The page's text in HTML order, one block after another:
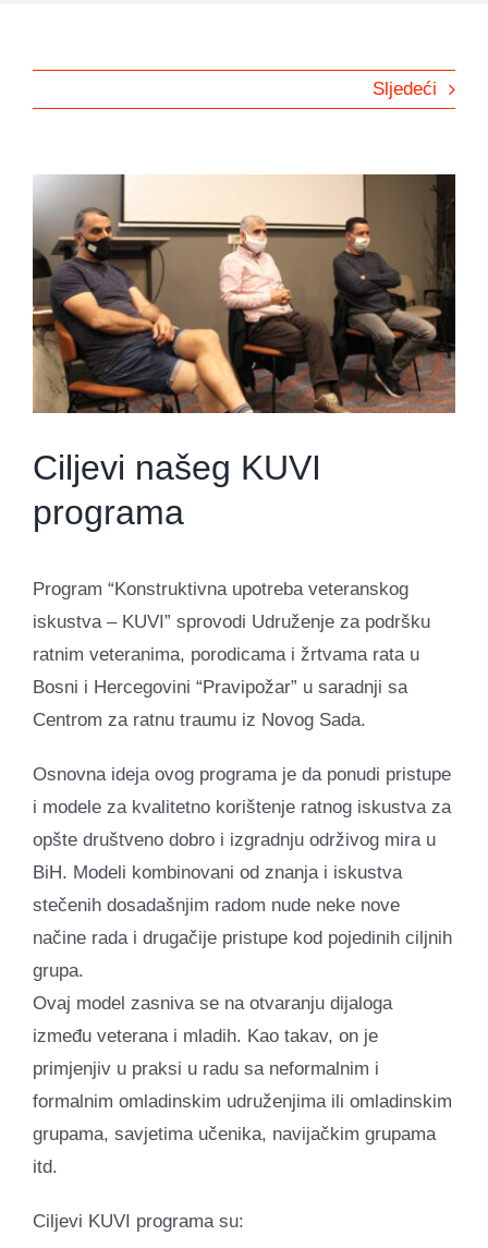
Sljedeći
Larger
Image
Ciljevi našeg KUVI
programa
Program “Konstruktivna upotreba veteranskog
iskustva – KUVI” sprovodi Udruženje za podršku
ratnim veteranima, porodicama i žrtvama rata u
Bosni i Hercegovini “Pravipožar” u saradnji sa
Centrom za ratnu traumu iz Novog Sada.
Osnovna ideja ovog programa je da ponudi pristupe
i modele za kvalitetno korištenje ratnog iskustva za
opšte društveno dobro i izgradnju održivog mira u
BiH. Modeli kombinovani od znanja i iskustva
stečenih dosadašnjim radom nude neke nove
načine rada i drugačije pristupe kod pojedinih ciljnih
grupa.
Ovaj model zasniva se na otvaranju dijaloga
između veterana i mladih. Kao takav, on je
primjenjiv u praksi u radu sa neformalnim i
formalnim omladinskim udruženjima ili omladinskim
grupama, savjetima učenika, navijačkim grupama
itd.
Ciljevi KUVI programa su: